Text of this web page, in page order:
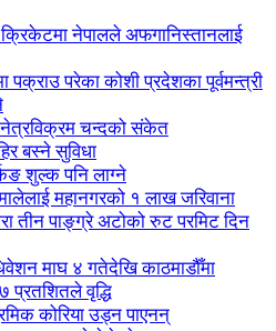
नेपालले अफगानिस्तानलाई
पक्राउ परेका कोशी प्रदेशका पूर्वमन्त्री
नेत्रविक्रम चन्दको संकेत
बस्ने सुविधा
शुल्क पनि लाग्ने
महानगरको १ लाख जरिवाना
तीन पाङ्ग्रे अटोको रुट परमिट दिन
माघ ४ गतेदेखि काठमाडौँमा
प्रतशितले वृद्धि
कोरिया उड्न पाएनन्